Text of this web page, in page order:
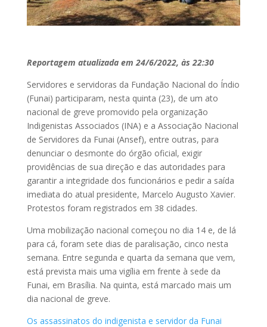
Reportagem atualizada em 24/6/2022, às 22:30
Servidores e servidoras da Fundação Nacional do Índio
(Funai) participaram, nesta quinta (23), de um ato
nacional de greve promovido pela organização
Indigenistas Associados (INA) e a Associação Nacional
de Servidores da Funai (Ansef), entre outras, para
denunciar o desmonte do órgão oficial, exigir
providências de sua direção e das autoridades para
garantir a integridade dos funcionários e pedir a saída
imediata do atual presidente, Marcelo Augusto Xavier.
Protestos foram registrados em 38 cidades.
Uma mobilização nacional começou no dia 14 e, de lá
para cá, foram sete dias de paralisação, cinco nesta
semana. Entre segunda e quarta da semana que vem,
está prevista mais uma vigília em frente à sede da
Funai, em Brasília. Na quinta, está marcado mais um
dia nacional de greve.
Os assassinatos do indigenista e servidor da Funai